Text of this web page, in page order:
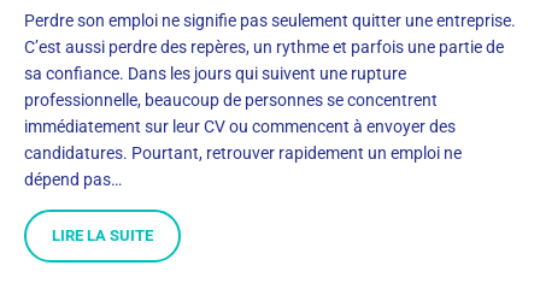
Perdre son emploi ne signifie pas seulement quitter une entreprise.
C’est aussi perdre des repères, un rythme et parfois une partie de
sa confiance. Dans les jours qui suivent une rupture
professionnelle, beaucoup de personnes se concentrent
immédiatement sur leur CV ou commencent à envoyer des
candidatures. Pourtant, retrouver rapidement un emploi ne
dépend pas…
LIRE LA SUITE